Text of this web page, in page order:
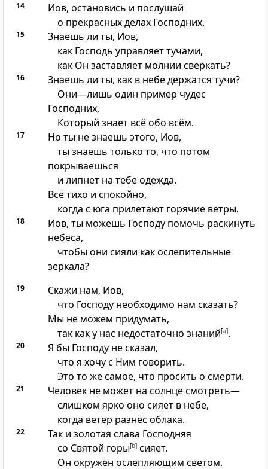
14
Иов, остановись и послушай
о прекрасных делах Господних.
15
Знаешь ли ты, Иов,
как Господь управляет тучами,
как Он заставляет молнии сверкать?
16
Знаешь ли ты, как в небе держатся тучи?
Они—лишь один пример чудес
Господних,
Который знает всё обо всём.
17
Но ты не знаешь этого, Иов,
ты знаешь только то, что потом
покрываешься
и липнет на тебе одежда.
Всё тихо и спокойно,
когда с юга прилетают горячие ветры.
18
Иов, ты можешь Господу помочь раскинуть
небеса,
чтобы они сияли как ослепительные
зеркала?
19
Скажи нам, Иов,
что Господу необходимо нам сказать?
Мы не можем придумать,
так как у нас недостаточно знаний[a].
20
Я бы Господу не сказал,
что я хочу с Ним говорить.
Это то же самое, что просить о смерти.
21
Человек не может на солнце смотреть—
слишком ярко оно сияет в небе,
когда ветер разнёс облака.
22
Так и золотая слава Господняя
со Святой горы[b]сияет.
Он окружён ослепляющим светом.